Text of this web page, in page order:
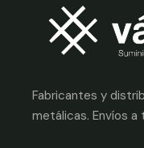
Fabricantes y
metálicas. Envíos a